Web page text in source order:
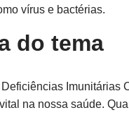
vírus e bactérias.
do tema
Imunitárias
na nossa saúde.